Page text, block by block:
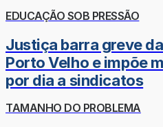
EDUCAÇÃO SOB PRESSÃO
Justiça barra greve
Porto Velho e impõe
por dia a sindicatos
TAMANHO DO PROBLEMA